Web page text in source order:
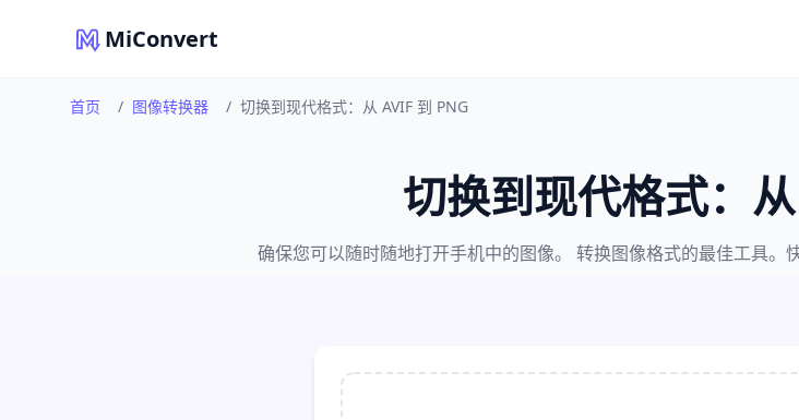
MiConvert
首页 / 图像转换器 / 切换到现代格式：从 AVIF 到 PNG
切换到现代格式：
确保您可以随时随地打开手机中的图像。 转换图像格式的最佳工具。